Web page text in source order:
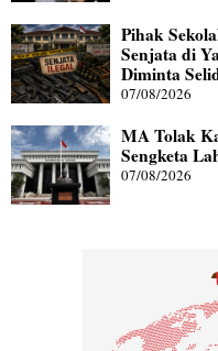
Pihak
Senjata di
Diminta
07/08/2026
MA Tolak
Sengketa
07/08/2026